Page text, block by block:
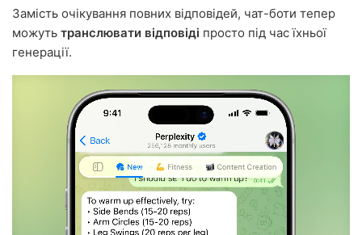
Замість очікування повних відповідей, чат-боти тепер
можуть транслювати відповіді просто під час їхньої
генерації.